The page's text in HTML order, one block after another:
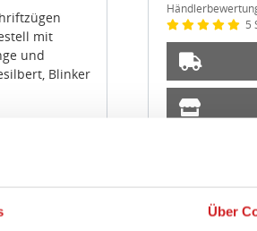
Über
mit
und
Blinker
5
Modellbau &
e.K. Inhaber:
Impressum/AGB